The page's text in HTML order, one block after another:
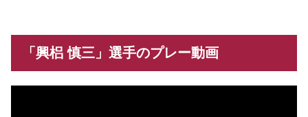
「興梠 慎三」選手のプレー動画